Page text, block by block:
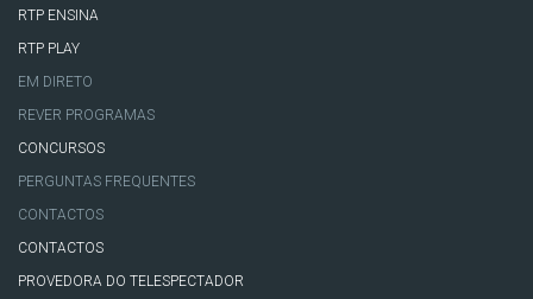
RTP ENSINA
RTP PLAY
EM DIRETO
REVER PROGRAMAS
CONCURSOS
PERGUNTAS FREQUENTES
CONTACTOS
CONTACTOS
PROVEDORA DO TELESPECTADOR